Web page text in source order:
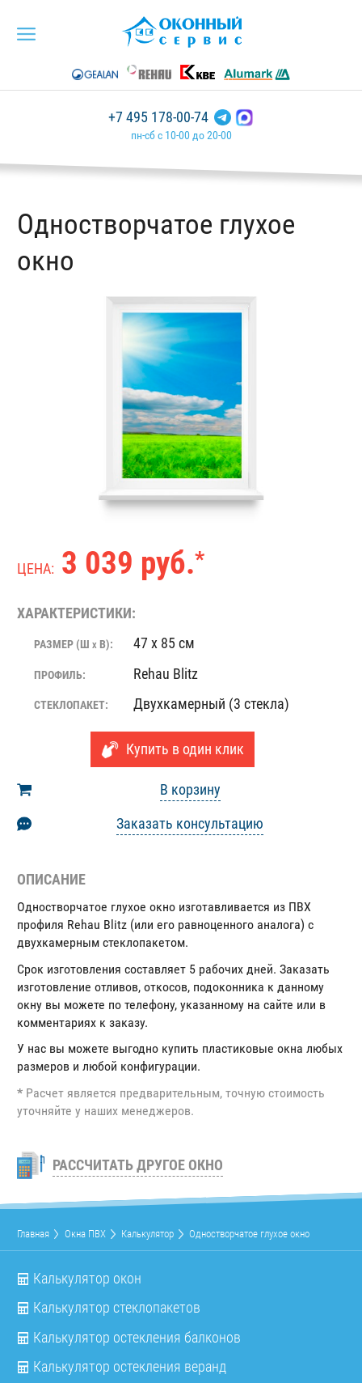
+7 495 178-00-74
пн-сб с 10-00 до 20-00
Одностворчатое глухое
окно
ЦЕНА: 3 039 руб.*
ХАРАКТЕРИСТИКИ:
РАЗМЕР (Ш X В): 47 x 85 см
ПРОФИЛЬ: Rehau Blitz
СТЕКЛОПАКЕТ: Двухкамерный (3 стекла)
Купить в один клик
В корзину
Заказать консультацию
ОПИСАНИЕ
Одностворчатое глухое окно изготавливается из ПВХ
профиля Rehau Blitz (или его равноценного аналога) с
двухкамерным стеклопакетом.
Срок изготовления составляет 5 рабочих дней. Заказать
изготовление отливов, откосов, подоконника к данному
окну вы можете по телефону, указанному на сайте или в
комментариях к заказу.
У нас вы можете выгодно купить пластиковые окна любых
размеров и любой конфигурации.
* Расчет является предварительным, точную стоимость
уточняйте у наших менеджеров.
РАССЧИТАТЬ ДРУГОЕ ОКНО
Главная Окна ПВХ Калькулятор Одностворчатое глухое окно
Калькулятор окон
Калькулятор стеклопакетов
Калькулятор остекления балконов
Калькулятор остекления веранд